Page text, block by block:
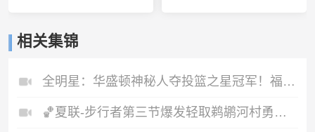
相关集锦
全明星：华盛顿神秘人夺投篮之星冠军！福德夺得三分大赛冠军！
🏀夏联-步行者第三节爆发轻取鹈鹕河村勇辉5+5+12斯劳森22分